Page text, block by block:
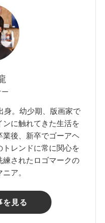
身。幼少期、版画家で
に触れてきた生活を
後、新卒でゴーアヘ
トレンドに常に関心を
されたロゴマークの
ア。
を見る